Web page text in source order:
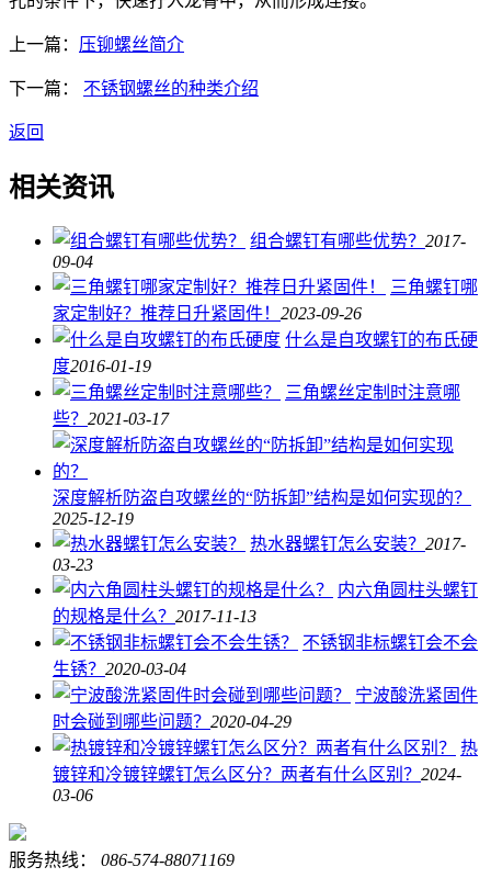
上一篇： 压铆螺丝简介
下一篇： 不锈钢螺丝的种类介绍
返回
相关资讯
组合螺钉有哪些优势？ 2017-
09-04
三角螺钉哪
家定制好？推荐日升紧固件！ 2023-09-26
什么是自攻螺钉的布氏硬
度2016-01-19
三角螺丝定制时注意哪
些？ 2021-03-17
深度解析防盗自攻螺丝的“防拆卸”结构是如何实现的？
2025-12-19
热水器螺钉怎么安装？ 2017-
03-23
内六角圆柱头螺钉
的规格是什么？ 2017-11-13
不锈钢非标螺钉会不会
生锈？ 2020-03-04
宁波酸洗紧固件
时会碰到哪些问题？ 2020-04-29
热
镀锌和冷镀锌螺钉怎么区分？两者有什么区别？ 2024-
03-06
服务热线： 086-574-88071169